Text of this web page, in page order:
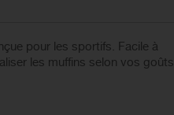
pour les sportifs. Facile à
les muffins selon vos goûts